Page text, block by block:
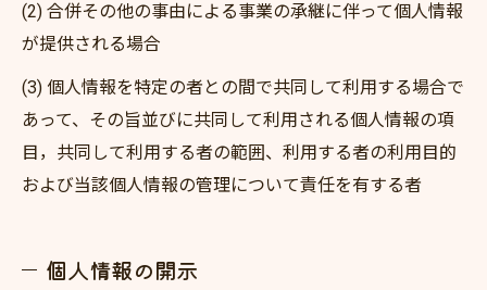
(2) 合併その他の事由による事業の承継に伴って個人情報
が提供される場合
(3) 個人情報を特定の者との間で共同して利用する場合で
あって、その旨並びに共同して利用される個人情報の項
目，共同して利用する者の範囲、利用する者の利用目的
および当該個人情報の管理について責任を有する者
個人情報の開示